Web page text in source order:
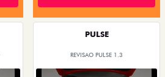
PULSE
REVISAO PULSE 1.3